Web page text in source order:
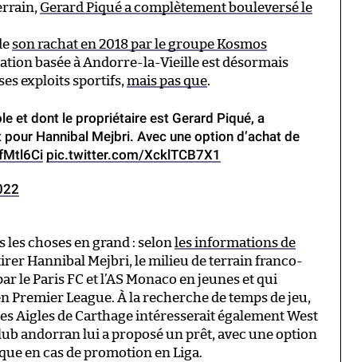
Gerard Piqué a complètement bouleversé le
son rachat en 2018 par le groupe Kosmos
basée à Andorre-la-Vieille est désormais
exploits sportifs, mais pas que.
et dont le propriétaire est Gerard Piqué, a
Hannibal Mejbri. Avec une option d’achat de
pic.twitter.com/XcklTCB7X1
choses en grand : selon les informations de
Hannibal Mejbri, le milieu de terrain franco-
le Paris FC et l’AS Monaco en jeunes et qui
League. À la recherche de temps de jeu,
Aigles de Carthage intéresserait également West
andorran lui a proposé un prêt, avec une option
en cas de promotion en Liga.